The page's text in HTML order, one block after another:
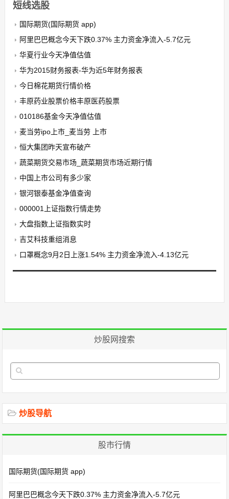
短线选股
国际期货(国际期货 app)
阿里巴巴概念今天下跌0.37% 主力资金净流入-5.7亿元
华夏行业今天净值估值
华为2015财务报表-华为近5年财务报表
今日棉花期货行情价格
丰原药业股票价格丰原医药股票
010186基金今天净值估值
麦当劳ipo上市_麦当劳 上市
恒大集团昨天宣布破产
蔬菜期货交易市场_蔬菜期货市场近期行情
中国上市公司有多少家
银河银泰基金净值查询
000001上证指数行情走势
大盘指数上证指数实时
吉艾科技重组消息
口罩概念9月2日上涨1.54% 主力资金净流入-4.13亿元
炒股网搜索
炒股导航
股市行情
国际期货(国际期货 app)
阿里巴巴概念今天下跌0.37% 主力资金净流入-5.7亿元